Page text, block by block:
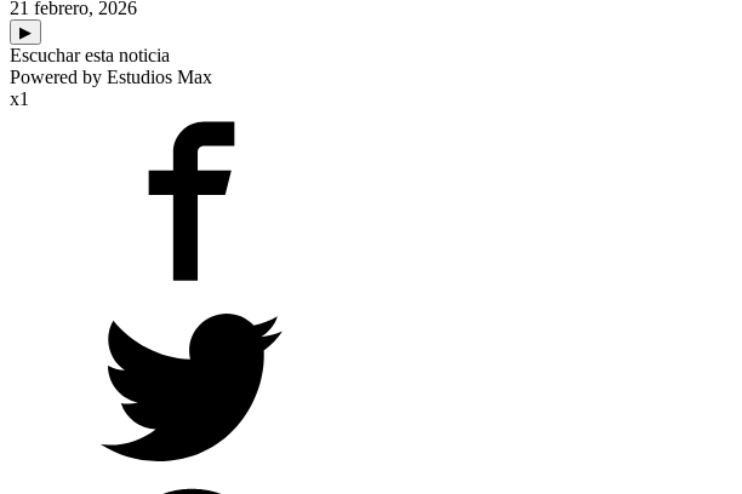
21 febrero, 2026
▶
Escuchar esta noticia
Powered by Estudios Max
x1